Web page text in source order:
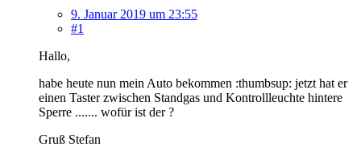
9. Januar 2019 um 23:55
#1
Hallo,
habe heute nun mein Auto bekommen :thumbsup: jetzt hat er
einen Taster zwischen Standgas und Kontrollleuchte hintere
Sperre ....... wofür ist der ?
Gruß Stefan